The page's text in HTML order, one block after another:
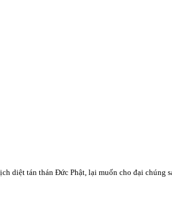
diệt tán thán Ðức Phật, lại muốn cho đại chúng